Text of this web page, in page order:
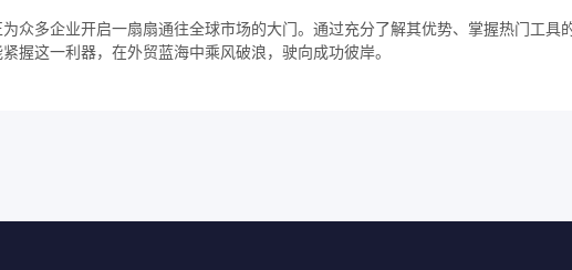
众多企业开启一扇扇通往全球市场的大门。通过充分了解其优势、掌握热门工具
握这一利器，在外贸蓝海中乘风破浪，驶向成功彼岸。